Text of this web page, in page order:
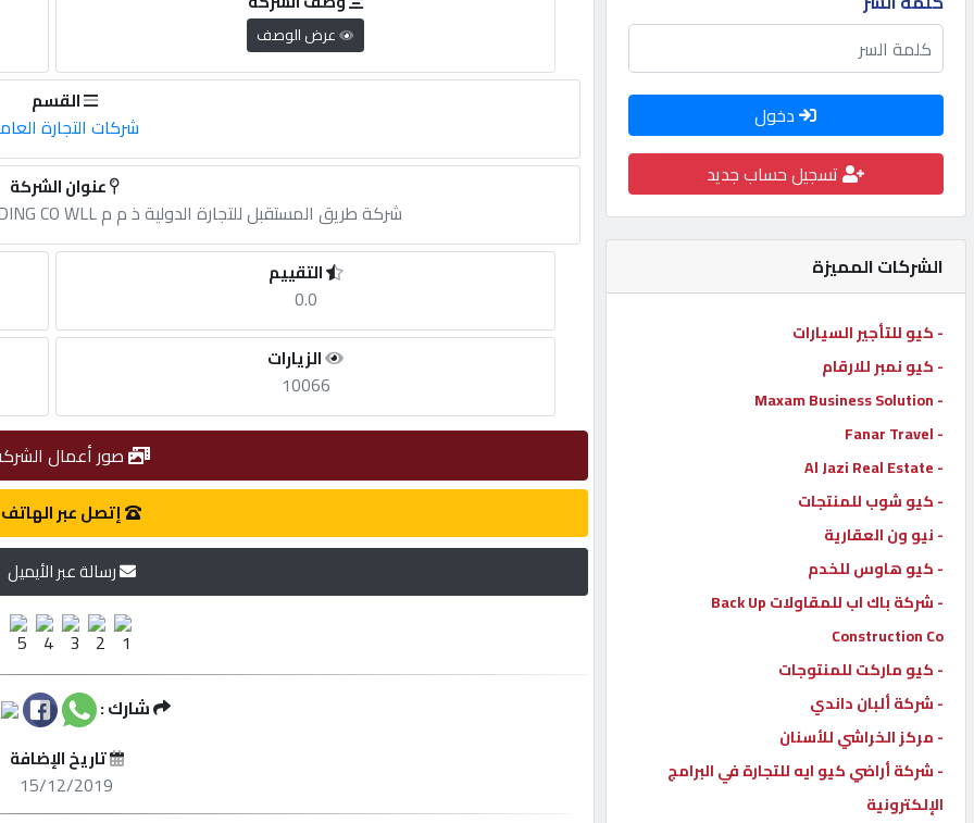
الاحصائيات
الأقسام
شركات
مميزة
إبحث
إتصل
بنا
إعلانات
المنتدى
كيو
مزاد
كيو
نمبر
دخول
تسجيل حساب جديد
الشركات المميزة
- كيو للتأجير السيارات
- كيو نمبر للارقام
- Maxam Business Solution
- Fanar Travel
- Al Jazi Real Estate
- كيو شوب للمنتجات
- نيو ون العقارية
- كيو هاوس للخدم
- شركة باك اب للمقاولات Back Up
Construction Co
- كيو ماركت للمنتوجات
- شركة ألبان داندي
- مركز الخراشي للأسنان
- شركة أراضي كيو ايه للتجارة في البرامج
الإلكترونية
عرض الوصف
القسم
شركات التجارة
عنوان الشركة
شركة طريق المستقبل للتجارة الدولية ذ م م FUTURE WAY INTERNATIONAL TRADING CO WLL
التقييم
0.0
الزيارات
10066
صور أعمال
إتصل عبر الهاتف
رسالة عبر الأيميل
شارك :
تاريخ الإضافة
15/12/2019